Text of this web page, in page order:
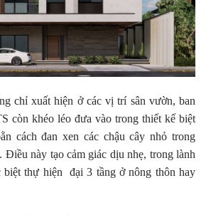
chỉ xuất hiện ở các vị trí sân vườn, ban
còn khéo léo đưa vào trong thiết kế biệt
cách đan xen các chậu cây nhỏ trong
Điều này tạo cảm giác dịu nhẹ, trong lành
thự hiện đại 3 tầng ở nông thôn hay